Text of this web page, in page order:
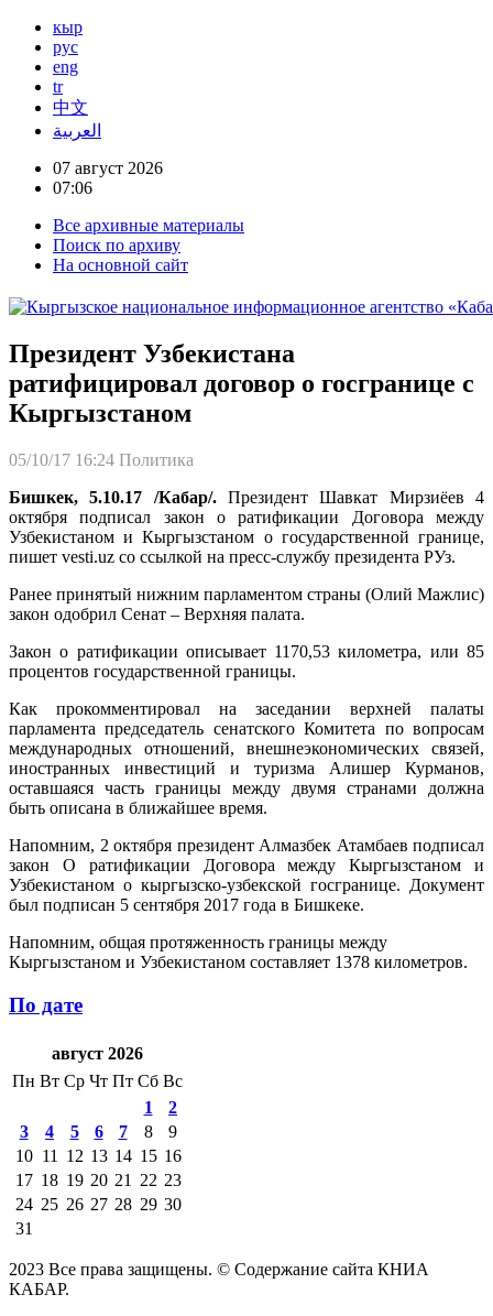
кыр
рус
eng
tr
中文
العربية
07 август 2026
07:06
Все архивные материалы
Поиск по архиву
На основной сайт
Президент Узбекистана
ратифицировал договор о госгранице с
Кыргызстаном
05/10/17 16:24 Политика
Бишкек, 5.10.17 /Кабар/. Президент Шавкат Мирзиёев 4
октября подписал закон о ратификации Договора между
Узбекистаном и Кыргызстаном о государственной границе,
пишет vesti.uz со ссылкой на пресс-службу президента РУз.
Ранее принятый нижним парламентом страны (Олий Мажлис)
закон одобрил Сенат – Верхняя палата.
Закон о ратификации описывает 1170,53 километра, или 85
процентов государственной границы.
Как прокомментировал на заседании верхней палаты
парламента председатель сенатского Комитета по вопросам
международных отношений, внешнеэкономических связей,
иностранных инвестиций и туризма Алишер Курманов,
оставшаяся часть границы между двумя странами должна
быть описана в ближайшее время.
Напомним, 2 октября президент Алмазбек Атамбаев подписал
закон О ратификации Договора между Кыргызстаном и
Узбекистаном о кыргызско-узбекской госгранице. Документ
был подписан 5 сентября 2017 года в Бишкеке.
Напомним, общая протяженность границы между
Кыргызстаном и Узбекистаном составляет 1378 километров.
По дате
август 2026
Пн Вт Ср Чт Пт Сб Вс
1
2
3
4 5 6 7 8
9
10 11 12 13 14 15 16
17 18 19 20 21 22 23
24 25 26 27 28 29 30
31
2023 Все права защищены. © Содержание сайта КНИА
КАБАР.